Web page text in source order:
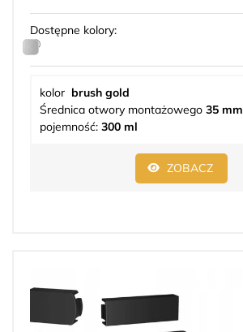
Dostępne kolory:
kolor brush gold
Średnica otwory montażowego 35 mm
pojemność: 300 ml
ZOBACZ